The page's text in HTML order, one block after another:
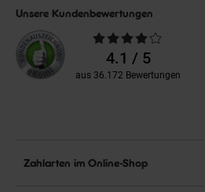
Unsere Kundenbewertungen
Durchschnittliche
Bewertungen4.1 / 5
aus 36.172 Bewertungen
Zahlarten im Online-Shop